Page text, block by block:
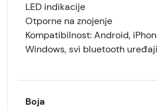
LED indikacije
Otporne na znojenje
Kompatibilnost: Android,
Windows, svi bluetooth
Boja